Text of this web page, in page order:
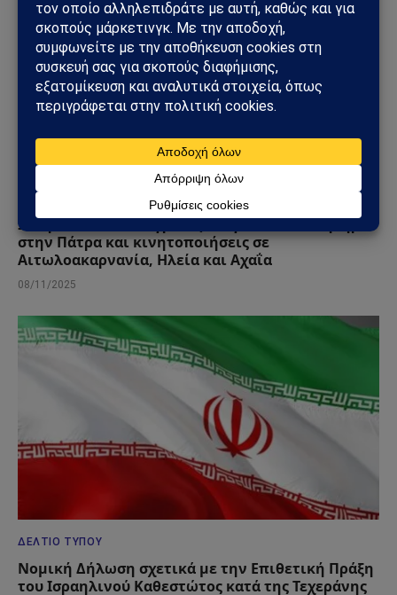
ΕΛΛΆΔΑ
Ξεσηκώνονται οι αγρότες: Μεγάλο συλλαλητήριο
στην Πάτρα και κινητοποιήσεις σε
Αιτωλοακαρνανία, Ηλεία και Αχαΐα
08/11/2025
ΔΕΛΤΊΟ ΤΎΠΟΥ
Νομική Δήλωση σχετικά με την Επιθετική Πράξη
του Ισραηλινού Καθεστώτος κατά της Τεχεράνης